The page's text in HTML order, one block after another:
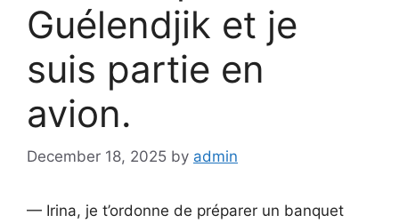
Guélendjik et je
suis partie en
avion.
December 18, 2025 by admin
— Irina, je t’ordonne de préparer un banquet